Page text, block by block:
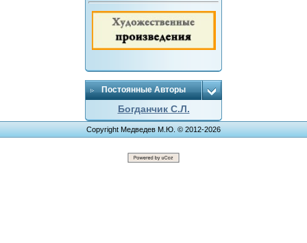
Постоянные Авторы
Богданчик С.Л.
Copyright Медведев М.Ю. © 2012-2026